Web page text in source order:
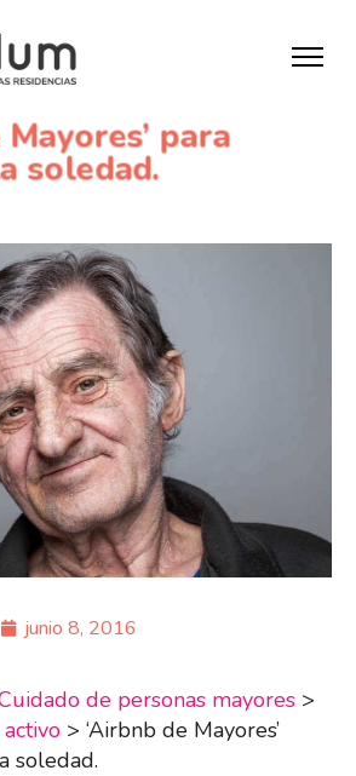
para
soledad.
junio 8, 2016
de personas mayores >
> ‘Airbnb de Mayores’
soledad.